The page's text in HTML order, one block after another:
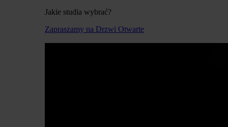
Jakie studia wybrać?
Zapraszamy na Drzwi Otwarte